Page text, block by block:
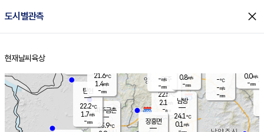
도시별관측 close
홈
현재날씨 육상
양주
22.5℃
2.1
-mm
파주금촌
23.9℃
-℃
-m/s
-mm
탄현
22.2℃
1.7m/s
-mm
0.0m/s
-mm
남방
24.1℃
0.1 m/s
장흥면
-m/s
-mm
21.6℃
1.4m/s
-mm
0.8m/s
-mm